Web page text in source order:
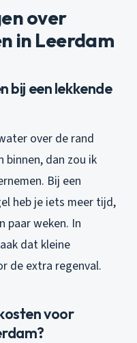
over
in Leerdam
bij een lekkende
over de rand
dan zou ik
Bij een
heb je iets meer tijd,
paar weken. In
dat kleine
de extra regenval.
voor